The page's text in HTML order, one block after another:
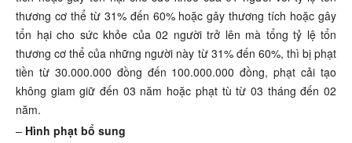
thương cơ thể từ 31% đến 60% hoặc gây thương tích hoặc gây
tổn hại cho sức khỏe của 02 người trở lên mà tổng tỷ lệ tổn
thương cơ thể của những người này từ 31% đến 60%, thì bị phạt
tiền từ 30.000.000 đồng đến 100.000.000 đồng, phạt cải tạo
không giam giữ đến 03 năm hoặc phạt tù từ 03 tháng đến 02
năm.
– Hình phạt bổ sung